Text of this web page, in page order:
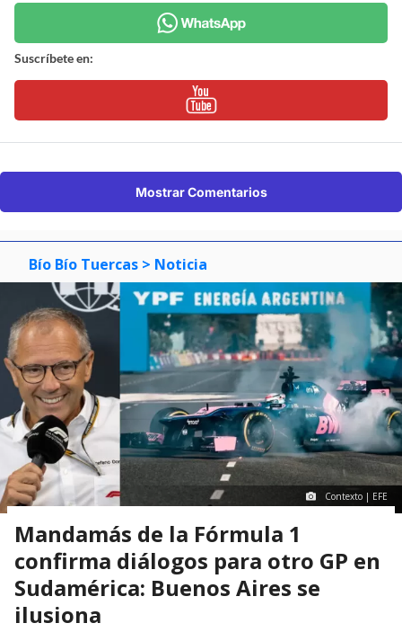
Suscríbete en:
Mostrar Comentarios
Bío Bío Tuercas > Noticia
Contexto | EFE
Mandamás de la Fórmula 1
confirma diálogos para otro GP en
Sudamérica: Buenos Aires se
ilusiona